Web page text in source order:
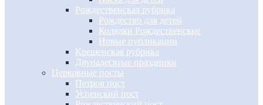
Рождественская рубрика
Рождество для детей
Колядки Рождественские
Новые публикации
Крещенская рубрика
Двунадесятые праздники
Церковные посты
Петров пост
Успенский пост